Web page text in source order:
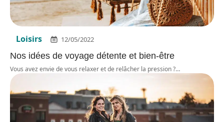
Loisirs 12/05/2022
Nos idées de voyage détente et bien-être
Vous avez envie de vous relaxer et de relâcher la pression ?…